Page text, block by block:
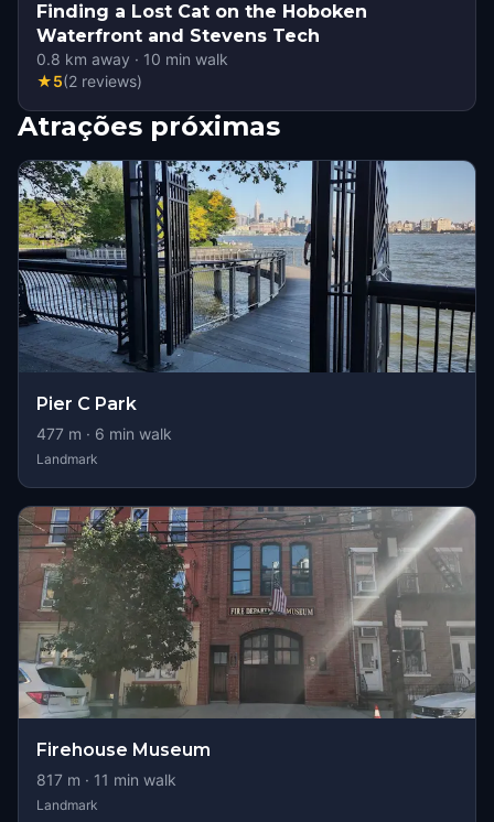
Finding a Lost Cat on the Hoboken
Waterfront and Stevens Tech
0.8 km away · 10 min walk
★5(2 reviews)
Atrações próximas
Pier C Park
477 m · 6 min walk
Landmark
Firehouse Museum
817 m · 11 min walk
Landmark